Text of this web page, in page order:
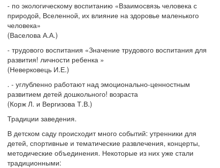
- по экологическому воспитанию «Взаимосвязь человека с
природой, Вселенной, их влияние на здоровье маленького
человека»
(Васелова А.А.)
- трудового воспитания «Значение трудового воспитания для
развития! личности ребенка »
(Неверковець И.Е.)
. - углубленно работают над эмоционально-ценностным
развитием детей дошкольного! возраста
(Корж Л. и Вергизова Т.В.)
Традиции заведения.
В детском саду происходит много событий: утренники для
детей, спортивные и тематические развлечения, концерты,
методические объединения. Некоторые из них уже стали
традиционными: